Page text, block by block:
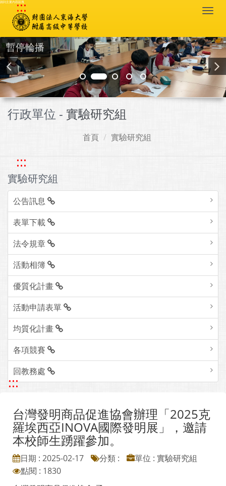
跳到主要內容區塊
:::
暫停輪播
行政單位 - 實驗研究組
首頁 實驗研究組
:::
實驗研究組
公告訊息
表單下載
法令規章
活動相簿
優質化計畫
活動申請表單
均質化計畫
各項競賽
回教務處
:::
台灣發明商品促進協會辦理「2025克
羅埃西亞INOVA國際發明展」，邀請
本校師生踴躍參加。
日期 : 2025-02-17 分類 :
單位 : 實驗研究組
點閱 : 1830